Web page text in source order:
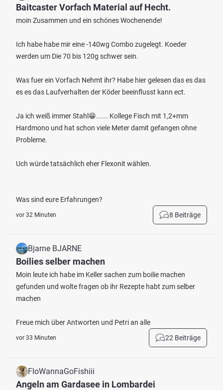
Baitcaster Vorfach Material auf Hecht.
moin Zusammen und ein schönes Wochenende!
Ich habe habe mir eine -140wg Combo zugelegt. Koeder
werden um Die 70 bis 120g schwer sein.
Was fuer ein Vorfach Nehmt ihr? Habe hier gelesen das es das
es es das Laufverhalten der Köder beeinflusst kann ect.
Ja ich weiß immer Stahl😁...... Kollege Fisch mit 1,2+mm
Hardmono und hat schon viele Meter damit gefangen ohne
Probleme.
Uch würde tatsächlich eher Flexonit wählen.
Was sind eure Erfahrungen?
vor 32 Minuten 8 Beiträge
Bjarne BJARNE
Boilies selber machen
Moin leute ich habe im Keller sachen zum boilie machen
gefunden und wolte fragen ob ihr Rezepte habt zum selber
machen
Freue mich über Antworten und Petri an alle
vor 33 Minuten 22 Beiträge
FloWannaGoFishiii
Angeln am Gardasee in Lombardei